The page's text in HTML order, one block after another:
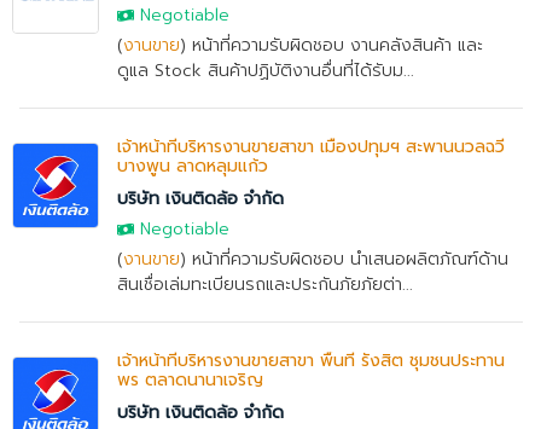
Negotiable
(งานขาย) หน้าที่ความรับผิดชอบ งานคลังสินค้า และ
ดูแล Stock สินค้าปฏิบัติงานอื่นที่ได้รับม...
เจ้าหน้าที่บริหารงานขายสาขา เมืองปทุมฯ สะพานนวลฉวี
บางพูน ลาดหลุมแก้ว
บริษัท เงินติดล้อ จำกัด
Negotiable
(งานขาย) หน้าที่ความรับผิดชอบ นำเสนอผลิตภัณฑ์ด้าน
สินเชื่อเล่มทะเบียนรถและประกันภัยภัยต่า...
เจ้าหน้าที่บริหารงานขายสาขา พื้นที่ รังสิต ชุมชนประทาน
พร ตลาดนานาเจริญ
บริษัท เงินติดล้อ จำกัด